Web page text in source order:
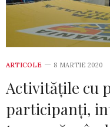
ARTICOLE 8 MARTIE 2020
Activitățile cu
participanți,